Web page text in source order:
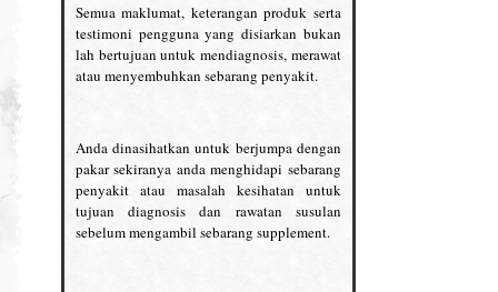
Semua maklumat, keterangan produk serta
testimoni pengguna yang disiarkan bukan
lah bertujuan untuk mendiagnosis, merawat
atau menyembuhkan sebarang penyakit.
Anda dinasihatkan untuk berjumpa dengan
pakar sekiranya anda menghidapi sebarang
penyakit atau masalah kesihatan untuk
tujuan diagnosis dan rawatan susulan
sebelum mengambil sebarang supplement.